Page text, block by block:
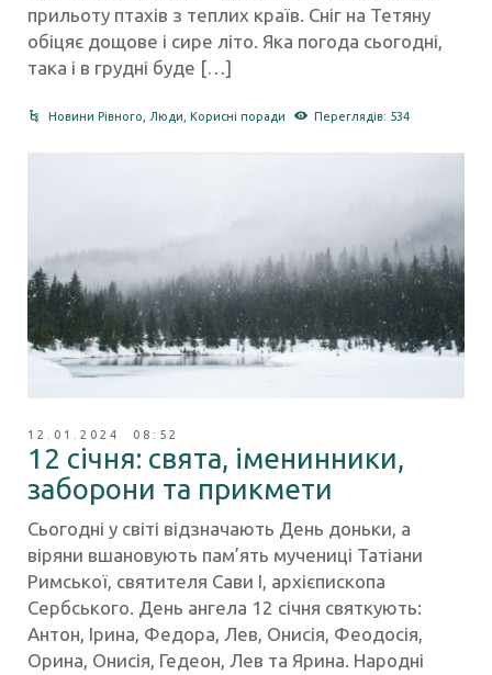
прильоту птахів з теплих країв. Сніг на Тетяну
обіцяє дощове і сире літо. Яка погода сьогодні,
така і в грудні буде […]
Новини Рівного,Люди, Корисні поради Переглядів: 534
12.01.2024 08:52
12 січня: свята, іменинники,
заборони та прикмети
Сьогодні у світі відзначають День доньки, а
віряни вшановують пам’ять мучениці Татіани
Римської, святителя Сави I, архієпископа
Сербського. День ангела 12 січня святкують:
Антон, Ірина, Федора, Лев, Онисія, Феодосія,
Орина, Онисія, Гедеон, Лев та Ярина. Народні